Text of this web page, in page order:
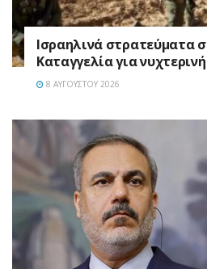
Ισραηλινά στρατεύματα
Καταγγελία για
8 ΑΥΓΟΎΣΤΟΥ 2026